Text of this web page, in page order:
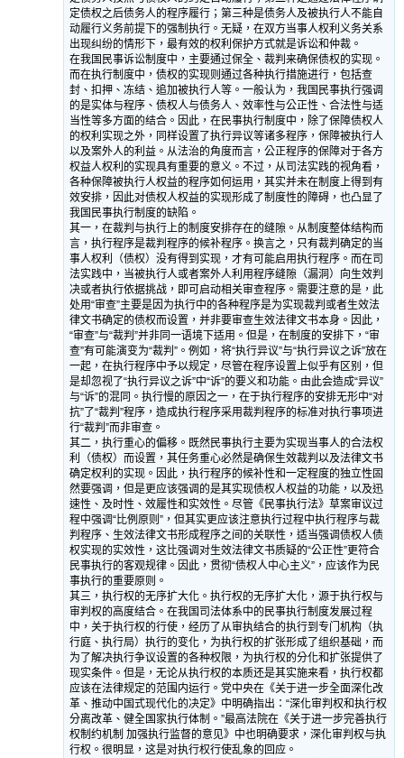
定债权之后债务人的程序履行；第三种是债务人及被执行人不能自
动履行义务前提下的强制执行。无疑，在双方当事人权利义务关系
出现纠纷的情形下，最有效的权利保护方式就是诉讼和仲裁。
在我国民事诉讼制度中，主要通过保全、裁判来确保债权的实现。
而在执行制度中，债权的实现则通过各种执行措施进行，包括查
封、扣押、冻结、追加被执行人等。一般认为，我国民事执行强调
的是实体与程序、债权人与债务人、效率性与公正性、合法性与适
当性等多方面的结合。因此，在民事执行制度中，除了保障债权人
的权利实现之外，同样设置了执行异议等诸多程序，保障被执行人
以及案外人的利益。从法治的角度而言，公正程序的保障对于各方
权益人权利的实现具有重要的意义。不过，从司法实践的视角看，
各种保障被执行人权益的程序如何运用，其实并未在制度上得到有
效安排，因此对债权人权益的实现形成了制度性的障碍，也凸显了
我国民事执行制度的缺陷。
其一，在裁判与执行上的制度安排存在的缝隙。从制度整体结构而
言，执行程序是裁判程序的候补程序。换言之，只有裁判确定的当
事人权利（债权）没有得到实现，才有可能启用执行程序。而在司
法实践中，当被执行人或者案外人利用程序缝隙（漏洞）向生效判
决或者执行依据挑战，即可启动相关审查程序。需要注意的是，此
处用“审查”主要是因为执行中的各种程序是为实现裁判或者生效法
律文书确定的债权而设置，并非要审查生效法律文书本身。因此，
“审查”与“裁判”并非同一语境下适用。但是，在制度的安排下，“审
查”有可能演变为“裁判”。例如，将“执行异议”与“执行异议之诉”放在
一起，在执行程序中予以规定，尽管在程序设置上似乎有区别，但
是却忽视了“执行异议之诉”中“诉”的要义和功能。由此会造成“异议”
与“诉”的混同。执行慢的原因之一，在于执行程序的安排无形中“对
抗”了“裁判”程序，造成执行程序采用裁判程序的标准对执行事项进
行“裁判”而非审查。
其二，执行重心的偏移。既然民事执行主要为实现当事人的合法权
利（债权）而设置，其任务重心必然是确保生效裁判以及法律文书
确定权利的实现。因此，执行程序的候补性和一定程度的独立性固
然要强调，但是更应该强调的是其实现债权人权益的功能，以及迅
速性、及时性、效履性和实效性。尽管《民事执行法》草案审议过
程中强调“比例原则”，但其实更应该注意执行过程中执行程序与裁
判程序、生效法律文书形成程序之间的关联性，适当强调债权人债
权实现的实效性，这比强调对生效法律文书质疑的“公正性”更符合
民事执行的客观规律。因此，贯彻“债权人中心主义”，应该作为民
事执行的重要原则。
其三，执行权的无序扩大化。执行权的无序扩大化，源于执行权与
审判权的高度结合。在我国司法体系中的民事执行制度发展过程
中，关于执行权的行使，经历了从审执结合的执行到专门机构（执
行庭、执行局）执行的变化，为执行权的扩张形成了组织基础，而
为了解决执行争议设置的各种权限，为执行权的分化和扩张提供了
现实条件。但是，无论从执行权的本质还是其实施来看，执行权都
应该在法律规定的范围内运行。党中央在《关于进一步全面深化改
革、推动中国式现代化的决定》中明确指出：“深化审判权和执行权
分离改革、健全国家执行体制。”最高法院在《关于进一步完善执行
权制约机制 加强执行监督的意见》中也明确要求，深化审判权与执
行权。很明显，这是对执行权行使乱象的回应。